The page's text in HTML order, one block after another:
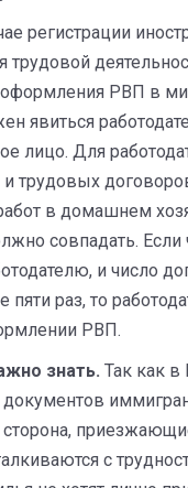
регистрации
трудовой
РВП в
явиться
лицо. Для
трудовых
в домашнем
совпадать.
и число
пяти раз, то
РВП.
знать. Так как в
с